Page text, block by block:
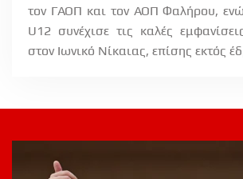
τον ΓΑΟΠ και τον ΑΟΠ Φαλήρου,
U12 συνέχισε τις καλές
στον Ιωνικό Νίκαιας, επίσης εκτός